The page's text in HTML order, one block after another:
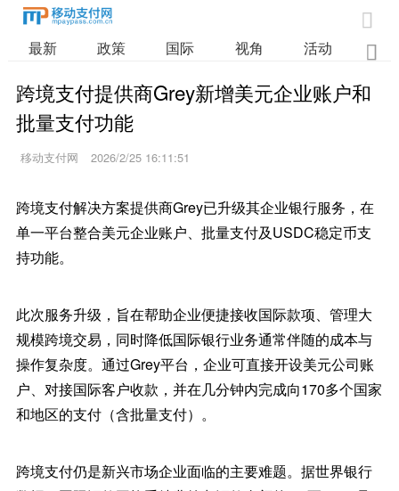

最新 政策 国际 视角 活动 业

跨境支付提供商Grey新增美元企业账户和
批量支付功能
移动支付网 2026/2/25 16:11:51
跨境支付解决方案提供商Grey已升级其企业银行服务，在
单一平台整合美元企业账户、批量支付及USDC稳定币支
持功能。
此次服务升级，旨在帮助企业便捷接收国际款项、管理大
规模跨境交易，同时降低国际银行业务通常伴随的成本与
操作复杂度。通过Grey平台，企业可直接开设美元公司账
户、对接国际客户收款，并在几分钟内完成向170多个国家
和地区的支付（含批量支付）。
跨境支付仍是新兴市场企业面临的主要难题。据世界银行